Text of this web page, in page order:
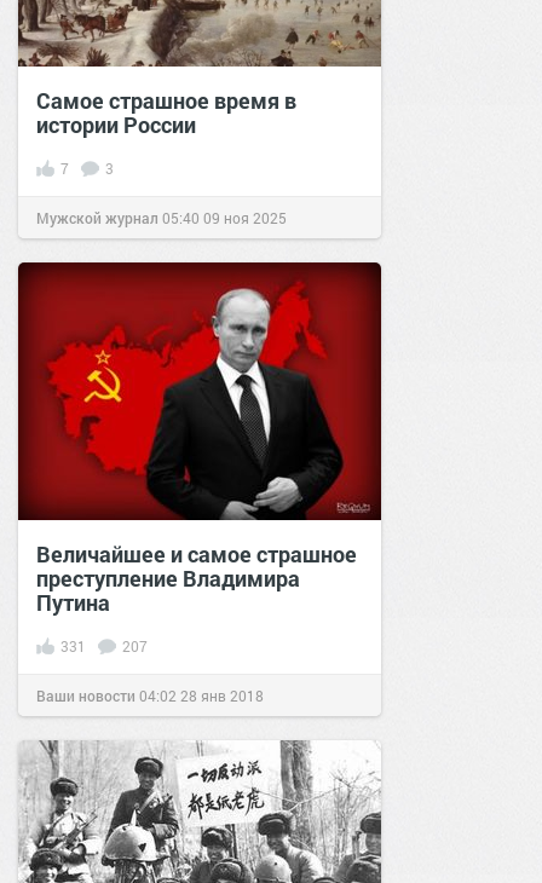
Самое страшное время в
истории России
7 3
Мужской журнал 05:40 09 ноя 2025
Величайшее и самое страшное
преступление Владимира
Путина
331 207
Ваши новости 04:02 28 янв 2018